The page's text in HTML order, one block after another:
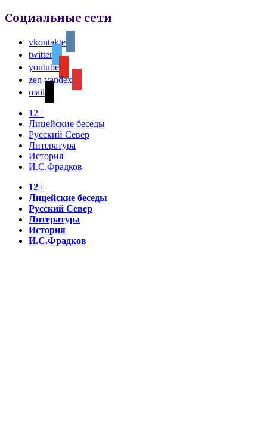
Социальные сети
vkontakte
twitter
youtube
zen-yandex
mail
12+
Лицейские беседы
Русский Север
Литература
История
И.С.Фрадков
12+
Лицейские беседы
Русский Север
Литература
История
И.С.Фрадков